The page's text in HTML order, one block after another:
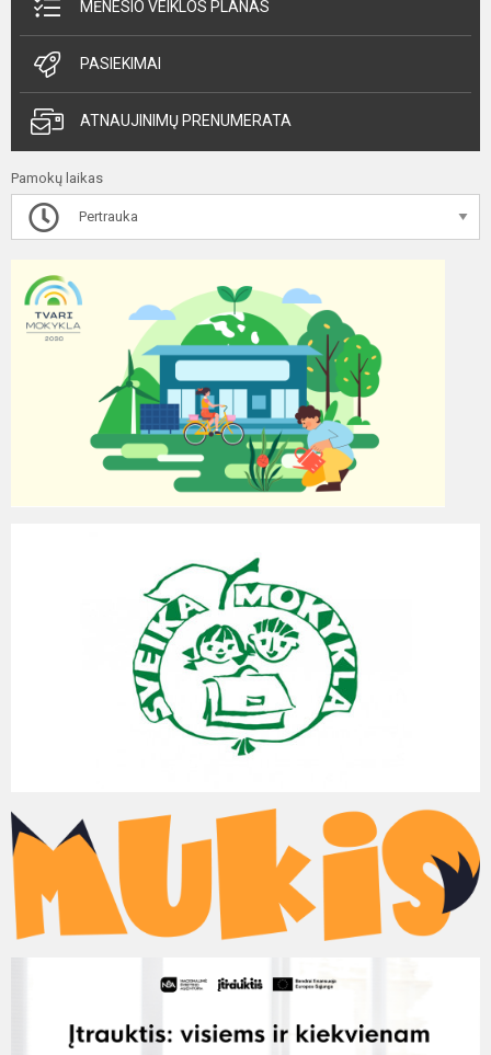
MĖNESIO VEIKLOS PLANAS
PASIEKIMAI
ATNAUJINIMŲ PRENUMERATA
Pamokų laikas
Pertrauka